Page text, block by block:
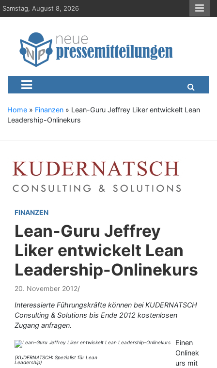
S
k
Samstag, August 8, 2026
Neue-
Presseportal, Nachrichten, News, Meldungen, Wirtschaft
Home » Finanzen » Lean-Guru Jeffrey Liker entwickelt Lean
Leadership-Onlinekurs
FINANZEN
Lean-Guru Jeffrey
Liker entwickelt Lean
Leadership-Onlinekurs
20. November 2012
Interessierte Führungskräfte können bei KUDERNATSCH
Consulting & Solutions bis Ende 2012 kostenlosen
Zugang anfragen.
(KUDERNATSCH: Spezialist für Lean
Leadership)
Einen
Onlinek
urs mit